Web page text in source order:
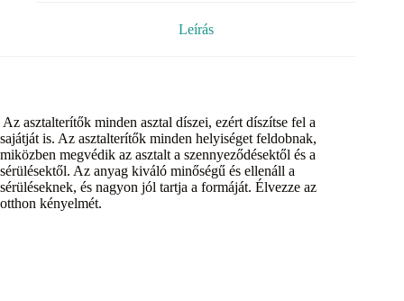
Leírás
Az asztalterítők minden asztal díszei, ezért díszítse fel a
sajátját is. Az asztalterítők minden helyiséget feldobnak,
miközben megvédik az asztalt a szennyeződésektől és a
sérülésektől. Az anyag kiváló minőségű és ellenáll a
sérüléseknek, és nagyon jól tartja a formáját. Élvezze az
otthon kényelmét.